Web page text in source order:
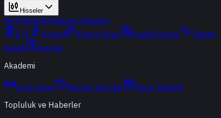
Hisseler
Yerli HisselerYabancı Hisseler
ETF
Kripto Altın & Döviz Vadeli Piyasa
Teknik
Analiz
Araçlar
Akademi
Canlı Yayın Geçmiş Yayınlar
Yayın Takvimi
Topluluk ve Haberler